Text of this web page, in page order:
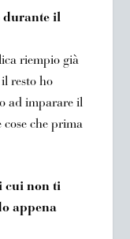
durante il
riempio già
resto ho
ad imparare il
che prima
cui non ti
appena